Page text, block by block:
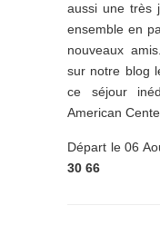
aussi une très
ensemble en
nouveaux
sur notre blog
ce séjour
American
Départ le 06
30 66